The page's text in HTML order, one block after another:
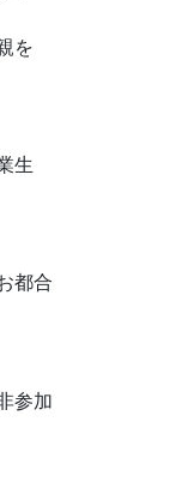
を
生
都合
参加